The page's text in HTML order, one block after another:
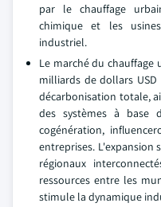
par le chauffage
chimique et les
industriel.
Le marché du chauffage
milliards de dollars
décarbonisation totale,
des systèmes à base
cogénération,
entreprises. L'expansion
régionaux
ressources entre les
stimule la dynamique